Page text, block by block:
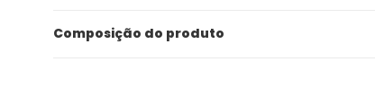
Composição do produto